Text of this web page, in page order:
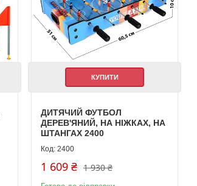
КУПИТИ
ДИТЯЧИЙ ФУТБОЛ
ДЕРЕВ'ЯНИЙ, НА НІЖКАХ, НА
ШТАНГАХ 2400
2400
1 930 ₴
1 609 ₴